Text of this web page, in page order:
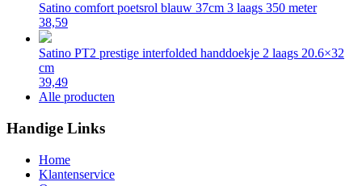
Satino comfort poetsrol blauw 37cm 3 laags 350 meter
38,59
Satino PT2 prestige interfolded handdoekje 2 laags 20.6×32
cm
39,49
Alle producten
Handige Links
Home
Klantenservice